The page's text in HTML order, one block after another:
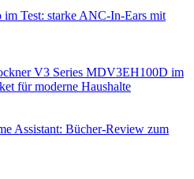
im Test: starke ANC-In-Ears mit
V3 Series MDV3EH100D im
für moderne Haushalte
Assistant: Bücher-Review zum